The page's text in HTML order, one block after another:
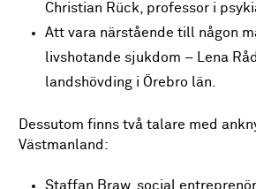
Christian Rück, professor i
Att vara närstående till någon
livshotande sjukdom – Lena
landshövding i Örebro län.
Dessutom finns två talare med
Västmanland:
Staffan Braw, social